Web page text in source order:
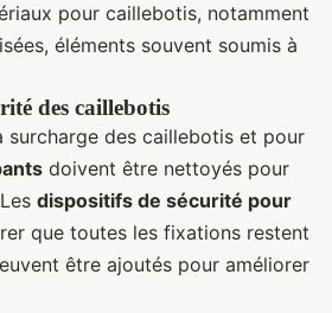
pour caillebotis, notamment
éléments souvent soumis à
des caillebotis
des caillebotis et pour
doivent être nettoyés pour
dispositifs de sécurité pour
que toutes les fixations restent
être ajoutés pour améliorer